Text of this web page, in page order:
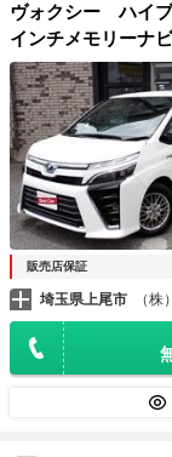
ヴォクシー ハイ
インチメモリーナ
ｔｏｏｔｈ ＥＴ
ン トヨタセーフ
７人乗り
販売店保証
埼玉県上尾市 （